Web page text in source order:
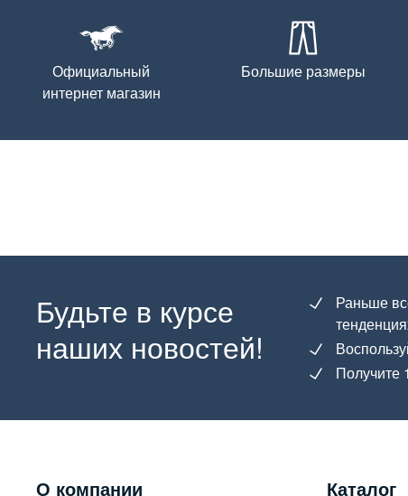
Официальный
интернет магазин
Большие размеры
Будьте в курсе
наших новостей!
Раньше
Получите
О компании Каталог